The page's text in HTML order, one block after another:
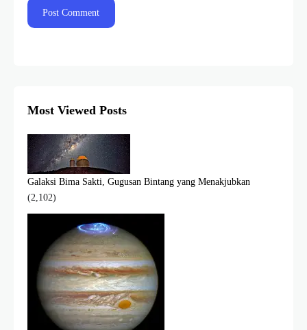
Most Viewed Posts
Galaksi Bima Sakti, Gugusan Bintang yang Menakjubkan
(2,102)